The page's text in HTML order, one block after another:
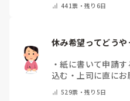
441票・残り6日
休み希望ってどう
・紙に書いて申請す
込む ・ 上司に直に
529票・残り5日